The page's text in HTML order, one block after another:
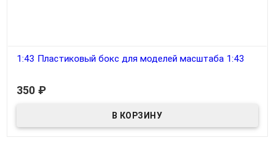
1:43 Пластиковый бокс для моделей масштаба 1:43
350 ₽